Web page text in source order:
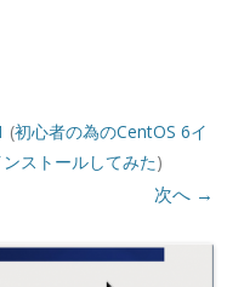
(初心者の為のCentOS 6イ
ストールしてみた)
次へ →